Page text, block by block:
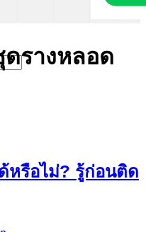
รางหลอด
หรือไม่? รู้ก่อนติด